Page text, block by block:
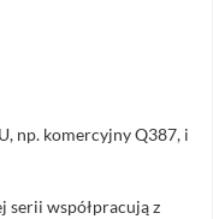
np. komercyjny Q387, i
serii współpracują z